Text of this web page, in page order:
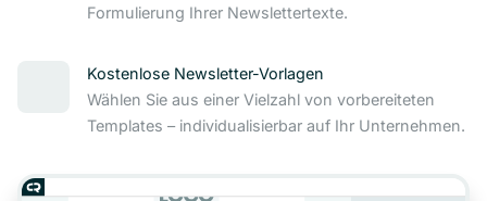
Formulierung Ihrer Newslettertexte.
Kostenlose Newsletter-Vorlagen
Wählen Sie aus einer Vielzahl von vorbereiteten
Templates – individualisierbar auf Ihr Unternehmen.